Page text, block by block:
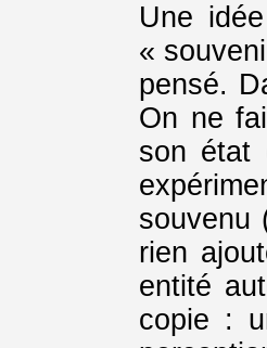
Une
«
pensé.
On ne
son état
souvenu
rien
entité
copie :